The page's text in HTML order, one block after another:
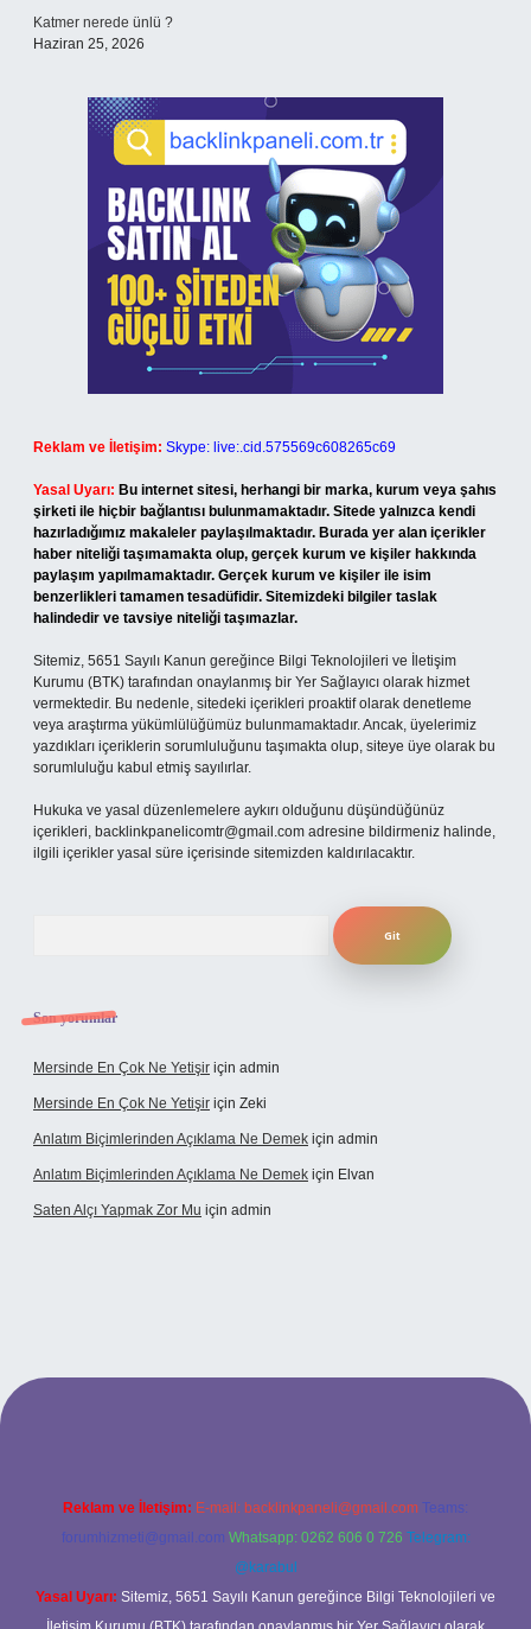
Katmer nerede ünlü ?
Haziran 25, 2026
Reklam ve İletişim: Skype: live:.cid.575569c608265c69
Yasal Uyarı: Bu internet sitesi, herhangi bir marka, kurum veya şahıs
şirketi ile hiçbir bağlantısı bulunmamaktadır. Sitede yalnızca kendi
hazırladığımız makaleler paylaşılmaktadır. Burada yer alan içerikler
haber niteliği taşımamakta olup, gerçek kurum ve kişiler hakkında
paylaşım yapılmamaktadır. Gerçek kurum ve kişiler ile isim
benzerlikleri tamamen tesadüfidir. Sitemizdeki bilgiler taslak
halindedir ve tavsiye niteliği taşımazlar.
Sitemiz, 5651 Sayılı Kanun gereğince Bilgi Teknolojileri ve İletişim
Kurumu (BTK) tarafından onaylanmış bir Yer Sağlayıcı olarak hizmet
vermektedir. Bu nedenle, sitedeki içerikleri proaktif olarak denetleme
veya araştırma yükümlülüğümüz bulunmamaktadır. Ancak, üyelerimiz
yazdıkları içeriklerin sorumluluğunu taşımakta olup, siteye üye olarak bu
sorumluluğu kabul etmiş sayılırlar.
Hukuka ve yasal düzenlemelere aykırı olduğunu düşündüğünüz
içerikleri, backlinkpanelicomtr@gmail.com adresine bildirmeniz halinde,
ilgili içerikler yasal süre içerisinde sitemizden kaldırılacaktır.
Son yorumlar
Mersinde En Çok Ne Yetişir için admin
Mersinde En Çok Ne Yetişir için Zeki
Anlatım Biçimlerinden Açıklama Ne Demek için admin
Anlatım Biçimlerinden Açıklama Ne Demek için Elvan
Saten Alçı Yapmak Zor Mu için admin
Reklam ve İletişim: E-mail: backlinkpaneli@gmail.com Teams:
forumhizmeti@gmail.com Whatsapp: 0262 606 0 726 Telegram:
@karabul
Yasal Uyarı: Sitemiz, 5651 Sayılı Kanun gereğince Bilgi Teknolojileri ve